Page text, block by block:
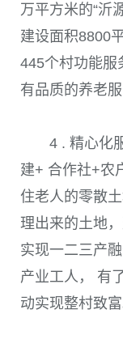
万平方米的“沂
建设面积8800
445个村功能服
有品质的养老服
4 . 精心化
建+ 合作社+农
住老人的零散
理出来的土地
实现一二三产
产业工人， 有
动实现整村致富